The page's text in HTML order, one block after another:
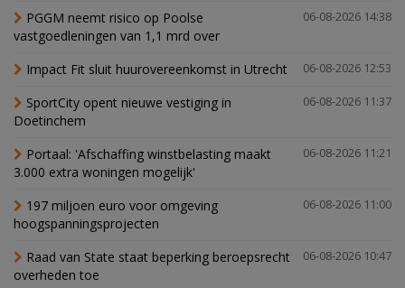
06-08-2026 14:38
PGGM neemt risico op Poolse
vastgoedleningen van 1,1 mrd over
06-08-2026 12:53
Impact Fit sluit huurovereenkomst in Utrecht
06-08-2026 11:37
SportCity opent nieuwe vestiging in
Doetinchem
06-08-2026 11:21
Portaal: 'Afschaffing winstbelasting maakt
3.000 extra woningen mogelijk'
06-08-2026 11:00
197 miljoen euro voor omgeving
hoogspanningsprojecten
06-08-2026 10:47
Raad van State staat beperking beroepsrecht
overheden toe